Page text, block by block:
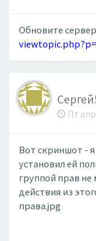
Обновите
Пт
Вот скриншот -
установил ей
группой прав
действия из
права.jpg